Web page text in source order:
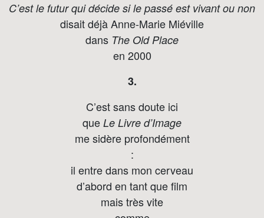
C’est le futur qui décide si le passé est vivant ou non
disait déjà Anne-Marie Miéville
dans The Old Place
en 2000
3.
C’est sans doute ici
que Le Livre d’Image
me sidère profondément
:
il entre dans mon cerveau
d’abord en tant que film
mais très vite